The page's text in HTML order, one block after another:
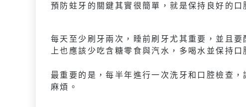
預防蛀牙的關鍵其實很簡單，就是保持良好的口
每天至少刷牙兩次，睡前刷牙尤其重要，並且
上也應該少吃含糖零食與汽水，多喝水並保持
最重要的是，每半年進行一次洗牙和口腔檢查
麻煩。